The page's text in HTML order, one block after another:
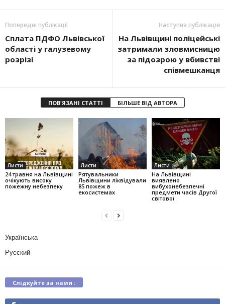
Попередні публікації
Сплата ПДФО Львівської
області у галузевому
розрізі
Наступна публікація
На Львівщині поліцейські
затримали зловмисницю
за підозрою у вбивстві
співмешканця
ПОВ'ЯЗАНІ СТАТТІ БІЛЬШЕ ВІД АВТОРА
Листи
24 травня на Львівщині
очікують високу
пожежну небезпеку
Листи
Рятувальники
Львівщини ліквідували
85 пожеж в
екосистемах
Листи
На Львівщині
виявлено
вибухонебезпечні
предмети часів Другої
світової
Українська
Русский
Слідкуйте за нами :